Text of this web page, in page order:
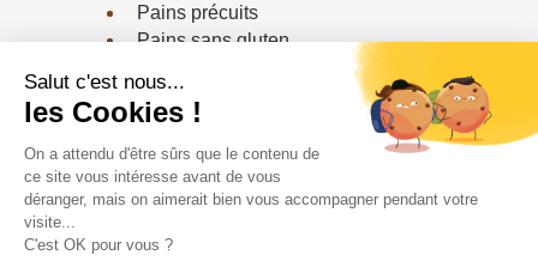
Pains précuits
Pains sans gluten
CONTACTEZ-NOUS
Téléphone : 03 20 79 18 64